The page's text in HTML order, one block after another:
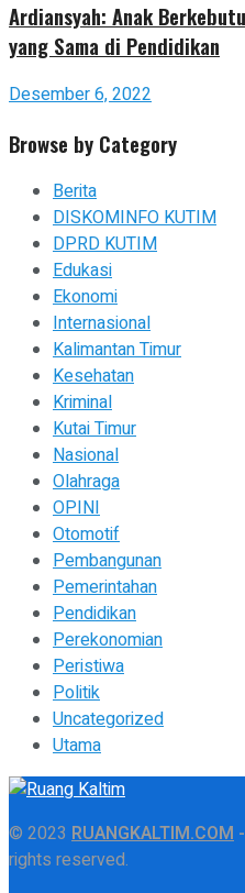
Ardiansyah: Anak
yang Sama di Pendidikan
Desember 6, 2022
Browse by Category
Berita
DISKOMINFO KUTIM
DPRD KUTIM
Edukasi
Ekonomi
Internasional
Kalimantan Timur
Kesehatan
Kriminal
Kutai Timur
Nasional
Olahraga
OPINI
Otomotif
Pembangunan
Pemerintahan
Pendidikan
Perekonomian
Peristiwa
Politik
Uncategorized
Utama
© 2023 RUANGKALTIM.COM -
rights reserved.